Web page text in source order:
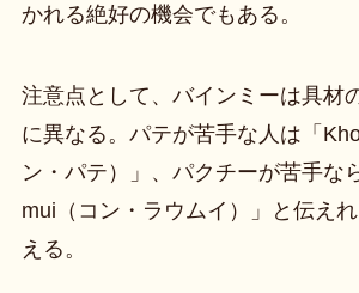
かれる絶好の機会でもある。
注意点として、バインミーは具材
に異なる。パテが苦手な人は「
ン・パテ）」、パクチーが苦手な
mui（コン・ラウムイ）」と伝え
える。